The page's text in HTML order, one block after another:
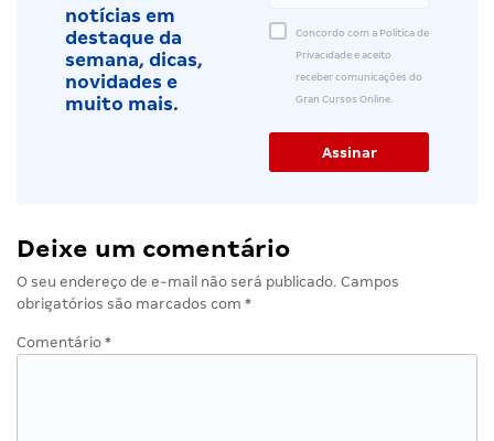
notícias em
destaque da
semana, dicas,
novidades e
muito mais.
Concordo com a Política de
Privacidade e aceito
receber comunicações do
Gran Cursos Online.
Deixe um comentário
O seu endereço de e-mail não será publicado. Campos
obrigatórios são marcados com *
Comentário *